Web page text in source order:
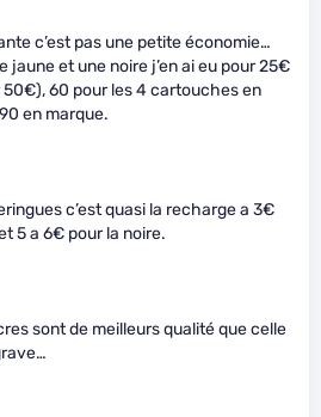
c’est pas une petite économie…
et une noire j’en ai eu pour 25€
50€), 60 pour les 4 cartouches en
en marque.
c’est quasi la recharge a 3€
5 a 6€ pour la noire.
sont de meilleurs qualité que celle